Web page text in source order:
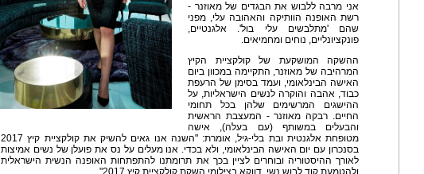
אני מרבה ללבוש את הבגדים של מאוזנר -
רשת האופנה הוותיקה והאהובה עלי, מפני
שהם 'מתלבשים עלי בול'. אלגנטיים,
פונקציונליים, נוחים ומחמיאים.
ההשקה המושקעת של קולקציית הקיץ
המרהיבה של מאוזנר, התקיימה במכוון ביום
האישה הבינלאומי, ועמד בסימן של הרעפת
כבוד, אהבה והוקרה לנשים הישראליות, על
ההישגים המרשימים שלהן בכל תחומי
החיים. רבקה מאוזנר - המעצבת הראשית
והבעלים במשותף (עם בעלה), אישה
מטופחת אלגנטית ובת בלי-גיל, אומרת: "השנה אנו גאים להשיק את קולקציית קיץ 2017
בסנכרון עם יום האישה הבינלאומי, ולא בכדי. אנו מעלים על נס את פועלן של נשים אמיצות
לאורך ההיסטוריה ובוחרים לציין בכך את תרומתנו להתפתחות האופנה הנשית הישראלית
ולהטמעת קוד לבוש נשי, דווקא בצילומי השקת קולקציית קיץ 2017".